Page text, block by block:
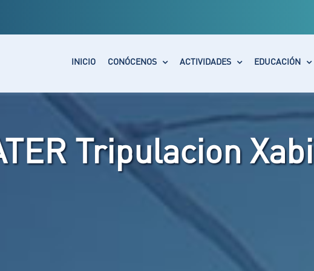
INICIO CONÓCENOS ACTIVIDADES EDUCACIÓN
Tripulacion Xabi